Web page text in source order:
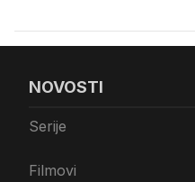
NOVOSTI
Serije
Filmovi